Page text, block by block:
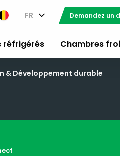
FR Demandez un
réfrigérés Chambres
& Développement durable